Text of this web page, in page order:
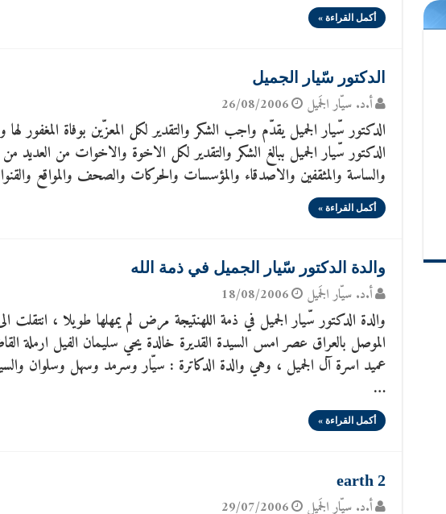
أكمل القراءة »
الدكتور سّيار الجميل
أ.د. سيّار الجَميل 26/08/2006
الدكتور سّيار الجميل يقدّم واجب الشكر والتقدير لكل المعزّين بوفاة المغفور لها
الدكتور سّيار الجميل ببالغ الشكر والتقدير لكل الاخوة والاخوات من العديد
والساسة والمثقفين والاصدقاء والمؤسسات والحركات والصحف والمواقع
أكمل القراءة »
والدة الدكتور سّيار الجميل في ذمة الله
أ.د. سيّار الجَميل 18/08/2006
والدة الدكتور سّيار الجميل في ذمة اللهنتيجة مرض لم يمهلها طويلا ، انتقلت
الموصل بالعراق عصر امس السيدة القديرة خالدة يحي سليمان الفيل ارملة
عميد اسرة آل الجميل ، وهي والدة الدكاترة : سيّار وسرمد وسهل وسلوان
…
أكمل القراءة »
earth 2
أ.د. سيّار الجَميل 29/07/2006